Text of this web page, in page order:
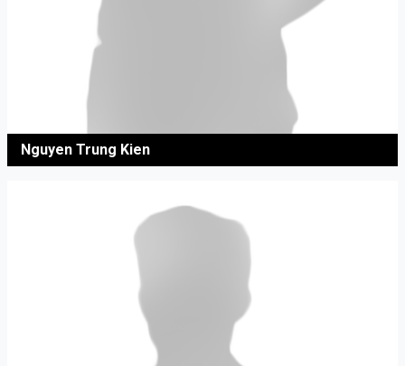
Nguyen Trung Kien